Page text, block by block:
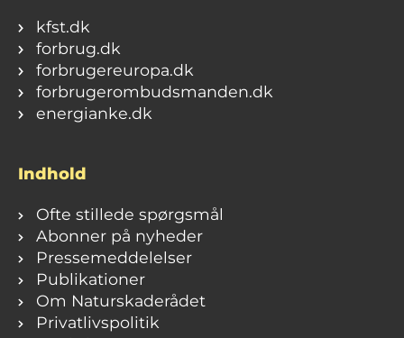
kfst.dk
forbrug.dk
forbrugereuropa.dk
forbrugerombudsmanden.dk
energianke.dk
Indhold
Ofte stillede spørgsmål
Abonner på nyheder
Pressemeddelelser
Publikationer
Om Naturskaderådet
Privatlivspolitik